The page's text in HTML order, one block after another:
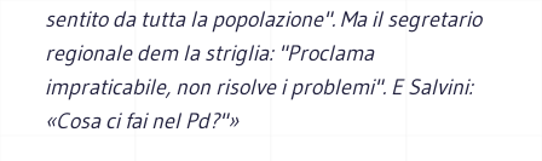
sentito da tutta la popolazione". Ma il segretario
regionale dem la striglia: "Proclama
impraticabile, non risolve i problemi". E Salvini:
«Cosa ci fai nel Pd?"»